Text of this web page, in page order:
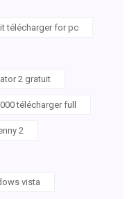
télécharger for pc
2 gratuit
télécharger full
2
vista